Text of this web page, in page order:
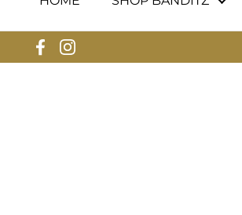
Facebook
Instagram